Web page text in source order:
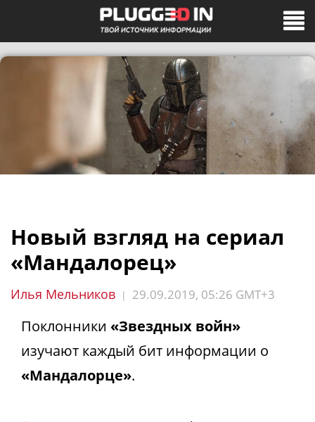
Новый взгляд на сериал
«Мандалорец»
Илья Мельников | 29.09.2019, 05:26 GMT+3
Поклонники «Звездных войн»
изучают каждый бит информации о
«Мандалорце».